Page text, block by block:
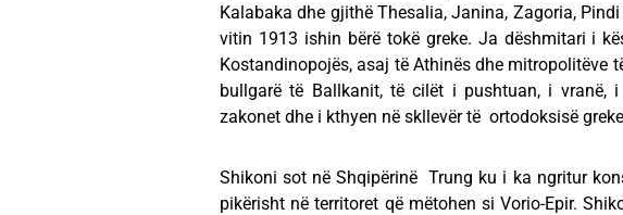
Kalabaka dhe gjithë Thesalia, Janina, Zagoria,
vitin 1913 ishin bërë tokë greke. Ja dëshmitari i
Kostandinopojës, asaj të Athinës dhe mitropolitëve
bullgarë të Ballkanit, të cilët i pushtuan, i vranë,
zakonet dhe i kthyen në skllevër të ortodoksisë
Shikoni sot në Shqipërinë Trung ku i ka ngritur
pikërisht në territoret që mëtohen si Vorio-Epir.